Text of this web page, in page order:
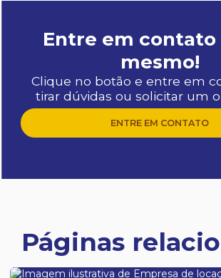
Entre em contato
mesmo!
Clique no botão e entre em
tirar dúvidas ou solicitar um
ENTRE EM CONTATO
Páginas